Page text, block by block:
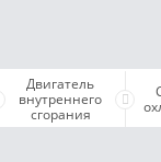
Двигатель
внутреннего
сгорания